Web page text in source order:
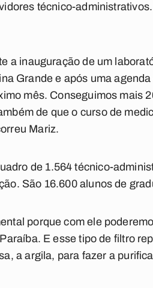
técnico-
a inauguração de um
Grande e após uma
mês. Conseguimos mais
de que o curso de
Mariz.
de 1.564 técnico-
São 16.600 alunos de
porque com ele
E esse tipo de filtro
a argila, para fazer a